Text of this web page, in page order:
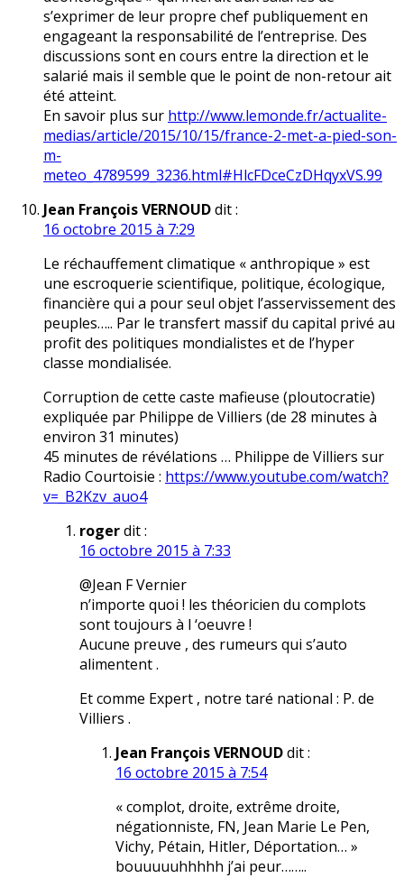
s’exprimer de leur propre chef publiquement en
engageant la responsabilité de l’entreprise. Des
discussions sont en cours entre la direction et le
salarié mais il semble que le point de non-retour ait
été atteint.
En savoir plus sur http://www.lemonde.fr/actualite-
medias/article/2015/10/15/france-2-met-a-pied-son-
m-
meteo_4789599_3236.html#HlcFDceCzDHqyxVS.99
Jean François VERNOUDdit :
16 octobre 2015 à 7:29
Le réchauffement climatique « anthropique » est
une escroquerie scientifique, politique, écologique,
financière qui a pour seul objet l’asservissement des
peuples….. Par le transfert massif du capital privé au
profit des politiques mondialistes et de l’hyper
classe mondialisée.
Corruption de cette caste mafieuse (ploutocratie)
expliquée par Philippe de Villiers (de 28 minutes à
environ 31 minutes)
45 minutes de révélations … Philippe de Villiers sur
Radio Courtoisie : https://www.youtube.com/watch?
v=_B2Kzv_auo4
rogerdit :
16 octobre 2015 à 7:33
@Jean F Vernier
n’importe quoi ! les théoricien du complots
sont toujours à l ‘oeuvre !
Aucune preuve , des rumeurs qui s’auto
alimentent .
Et comme Expert , notre taré national : P. de
Villiers .
Jean François VERNOUDdit :
16 octobre 2015 à 7:54
« complot, droite, extrême droite,
négationniste, FN, Jean Marie Le Pen,
Vichy, Pétain, Hitler, Déportation… »
bouuuuuhhhhh j’ai peur……..